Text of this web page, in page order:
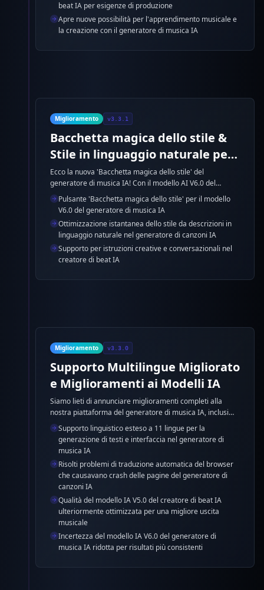
beat IA per esigenze di produzione
Apre nuove possibilità per l'apprendimento musicale e
la creazione con il generatore di musica IA
Miglioramento v3.3.1
Bacchetta magica dello stile &
Stile in linguaggio naturale per
V6.0
Ecco la nuova 'Bacchetta magica dello stile' del
generatore di musica IA! Con il modello AI V6.0 del
generatore di canzoni IA puoi descrivere lo stile musicale
ideale in linguaggio quotidiano. Clicca sulla bacchetta
magica e lo stile verrà ottimizzato all'istante. Esempio:
'Una ballata pop sognante e cinematografica con archi
ricchi e un groove delicato.' Il creatore di beat IA
perfezionerà le tue idee per risultati ottimali.
Pulsante 'Bacchetta magica dello stile' per il modello
V6.0 del generatore di musica IA
Ottimizzazione istantanea dello stile da descrizioni in
linguaggio naturale nel generatore di canzoni IA
Supporto per istruzioni creative e conversazionali nel
creatore di beat IA
Miglioramento v3.3.0
Supporto Multilingue Migliorato
e Miglioramenti ai Modelli IA
Siamo lieti di annunciare miglioramenti completi alla
nostra piattaforma del generatore di musica IA, inclusi
supporto linguistico esteso, correzioni di bug e
significativi miglioramenti ai modelli IA del generatore di
canzoni IA per una migliore qualità di generazione
Supporto linguistico esteso a 11 lingue per la
generazione di testi e interfaccia nel generatore di
musica IA
Risolti problemi di traduzione automatica del browser
che causavano crash delle pagine del generatore di
canzoni IA
Qualità del modello IA V5.0 del creatore di beat IA
ulteriormente ottimizzata per una migliore uscita
musicale
Incertezza del modello IA V6.0 del generatore di
musica IA ridotta per risultati più consistenti